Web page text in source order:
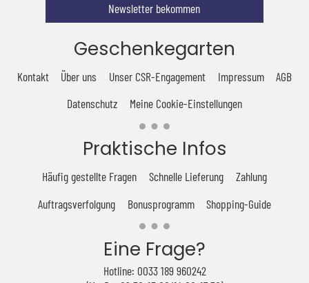
Newsletter bekommen
Geschenkegarten
Kontakt Über uns Unser CSR-Engagement Impressum
AGB
Datenschutz
Meine Cookie-Einstellungen
Praktische Infos
Häufig gestellte Fragen Schnelle Lieferung
Zahlung
Auftragsverfolgung
Bonusprogramm Shopping-Guide
Eine Frage?
Hotline: 0033 189 960242